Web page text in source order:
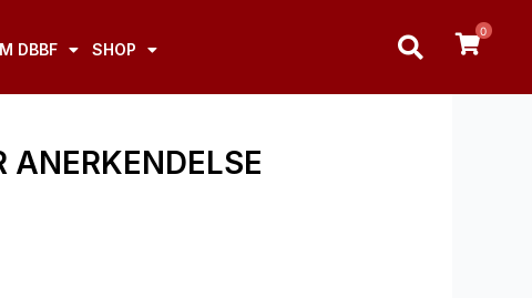
DBBF SHOP
0
ANERKENDELSE